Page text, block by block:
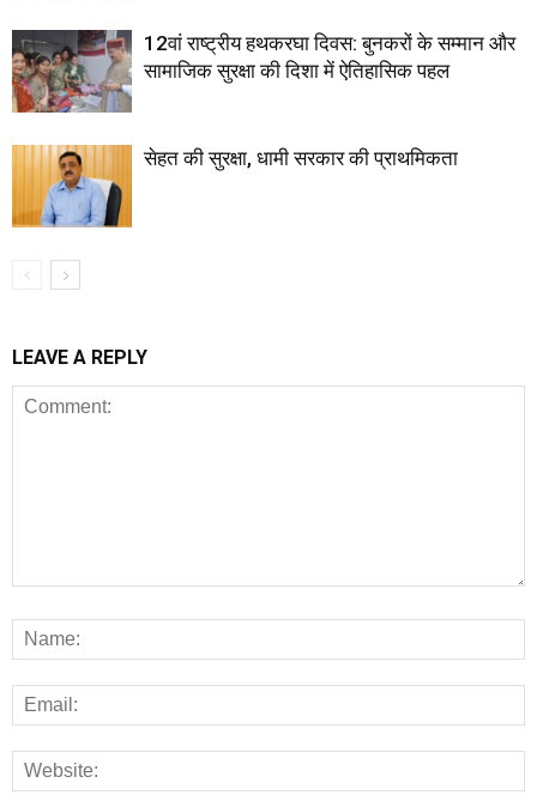
12वां राष्ट्रीय हथकरघा दिवस: बुनकरों के सम्मान और
सामाजिक सुरक्षा की दिशा में ऐतिहासिक पहल
सेहत की सुरक्षा, धामी सरकार की प्राथमिकता
LEAVE A REPLY